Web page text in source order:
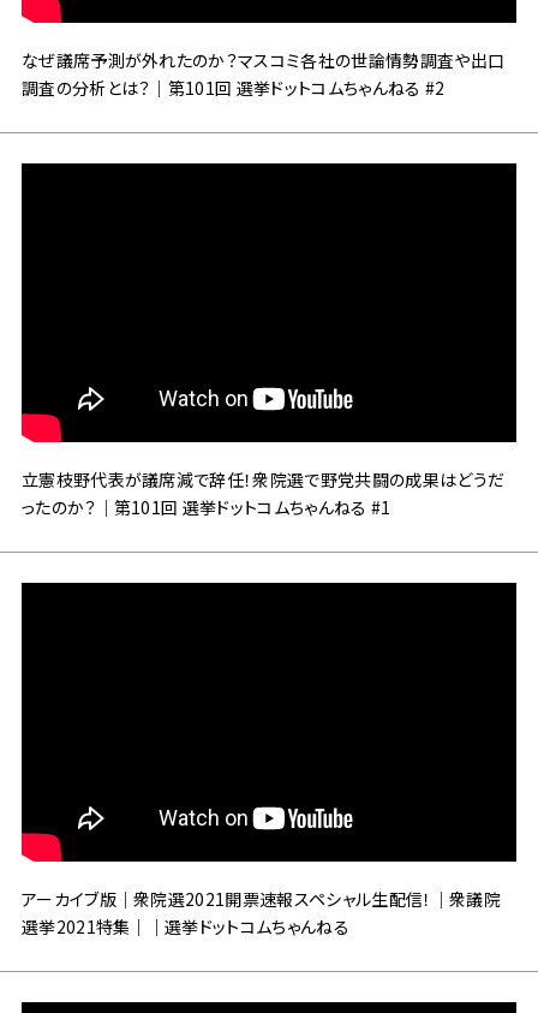
なぜ議席予測が外れたのか？マスコミ各社の世論情勢調査や出口
調査の分析とは？｜第101回 選挙ドットコムちゃんねる #2
立憲枝野代表が議席減で辞任！衆院選で野党共闘の成果はどうだ
ったのか？｜第101回 選挙ドットコムちゃんねる #1
アーカイブ版｜衆院選2021開票速報スペシャル生配信！｜衆議院
選挙2021特集｜｜選挙ドットコムちゃんねる